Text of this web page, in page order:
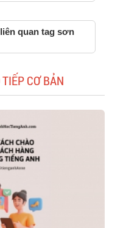
quan tag sơn
CƠ BẢN